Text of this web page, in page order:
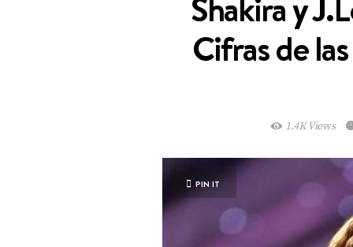
Cifras de
1.4K Views
PIN IT